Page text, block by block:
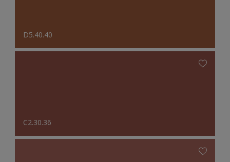
D5.40.40
C2.30.36